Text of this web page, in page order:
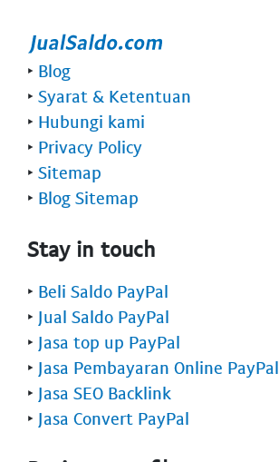
‣ Blog
‣ Syarat & Ketentuan
‣ Hubungi kami
‣ Privacy Policy
‣ Sitemap
‣ Blog Sitemap
Stay in touch
‣ Beli Saldo PayPal
‣ Jual Saldo PayPal
‣ Jasa top up PayPal
‣ Jasa Pembayaran Online PayPal
‣ Jasa SEO Backlink
‣ Jasa Convert PayPal